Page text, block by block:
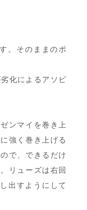
。そのままのポ
化によるアソビ
ンマイを巻き上
強く巻き上げる
で、できるだけ
リューズは右回
出すようにして